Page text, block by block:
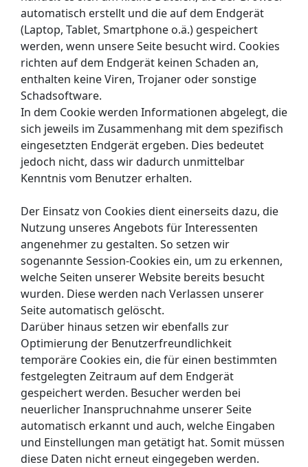
automatisch erstellt und die auf dem Endgerät
(Laptop, Tablet, Smartphone o.ä.) gespeichert
werden, wenn unsere Seite besucht wird. Cookies
richten auf dem Endgerät keinen Schaden an,
enthalten keine Viren, Trojaner oder sonstige
Schadsoftware.
In dem Cookie werden Informationen abgelegt, die
sich jeweils im Zusammenhang mit dem spezifisch
eingesetzten Endgerät ergeben. Dies bedeutet
jedoch nicht, dass wir dadurch unmittelbar
Kenntnis vom Benutzer erhalten.
Der Einsatz von Cookies dient einerseits dazu, die
Nutzung unseres Angebots für Interessenten
angenehmer zu gestalten. So setzen wir
sogenannte Session-Cookies ein, um zu erkennen,
welche Seiten unserer Website bereits besucht
wurden. Diese werden nach Verlassen unserer
Seite automatisch gelöscht.
Darüber hinaus setzen wir ebenfalls zur
Optimierung der Benutzerfreundlichkeit
temporäre Cookies ein, die für einen bestimmten
festgelegten Zeitraum auf dem Endgerät
gespeichert werden. Besucher werden bei
neuerlicher Inanspruchnahme unserer Seite
automatisch erkannt und auch, welche Eingaben
und Einstellungen man getätigt hat. Somit müssen
diese Daten nicht erneut eingegeben werden.